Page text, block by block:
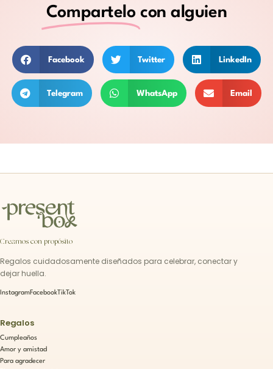
Compartelo con alguien
Facebook Twitter LinkedIn
Telegram WhatsApp Email
Creamos con propósito
Regalos cuidadosamente diseñados para celebrar, conectar y
dejar huella.
InstagramFacebookTikTok
Regalos
Cumpleaños
Amor y amistad
Para agradecer